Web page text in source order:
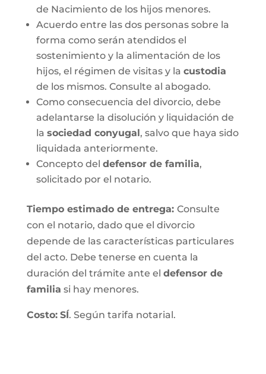
de Nacimiento de los hijos menores.
Acuerdo entre las dos personas sobre la
forma como serán atendidos el
sostenimiento y la alimentación de los
hijos, el régimen de visitas y la custodia
de los mismos. Consulte al abogado.
Como consecuencia del divorcio, debe
adelantarse la disolución y liquidación de
la sociedad conyugal, salvo que haya sido
liquidada anteriormente.
Concepto del defensor de familia,
solicitado por el notario.
Tiempo estimado de entrega: Consulte
con el notario, dado que el divorcio
depende de las características particulares
del acto. Debe tenerse en cuenta la
duración del trámite ante el defensor de
familia si hay menores.
Costo: SÍ. Según tarifa notarial.